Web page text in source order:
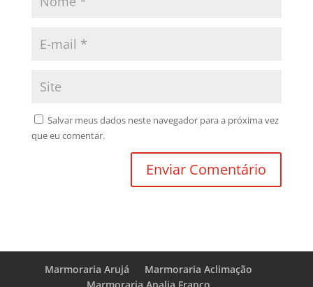
Salvar meus dados neste navegador para a próxima vez
que eu comentar.
Marmoraria Arujá
Marmoraria Aclimação